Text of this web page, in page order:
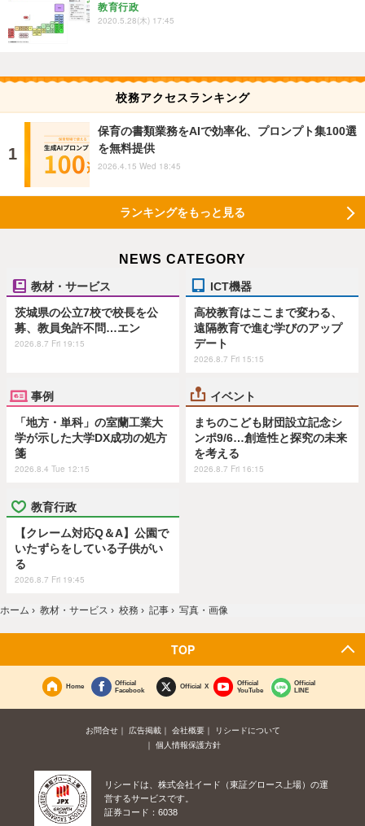
教育行政
2020.5.28(木) 17:45
校務アクセスランキング
保育の書類業務をAIで効率化、プロンプト集100選
を無料提供
2026.4.15 Wed 18:45
ランキングをもっと見る
NEWS CATEGORY
教材・サービス
茨城県の公立7校で校長を公
募、教員免許不問…エン
2026.8.7 Fri 19:15
ICT機器
高校教育はここまで変わる、
遠隔教育で進む学びのアップ
デート
2026.8.7 Fri 15:15
事例
「地方・単科」の室蘭工業大
学が示した大学DX成功の処方
箋
2026.8.4 Tue 12:15
イベント
まちのこども財団設立記念シ
ンポ9/6…創造性と探究の未来
を考える
2026.8.7 Fri 16:15
教育行政
【クレーム対応Q＆A】公園で
いたずらをしている子供がい
る
2026.8.7 Fri 19:45
ホーム › 教材・サービス › 校務 › 記事 › 写真・画像
TOP
Home
Official
Facebook
Official X
Official
YouTube
Official
LINE
お問合せ 広告掲載 会社概要
リシードについて
個人情報保護方針
リシードは、株式会社イード（東証グロース上場）の運
営するサービスです。
証券コード：6038